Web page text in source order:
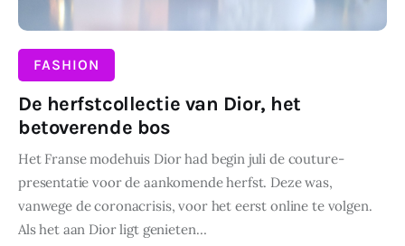
FASHION
De herfstcollectie van Dior, het
betoverende bos
Het Franse modehuis Dior had begin juli de couture-
presentatie voor de aankomende herfst. Deze was,
vanwege de coronacrisis, voor het eerst online te volgen.
Als het aan Dior ligt genieten…